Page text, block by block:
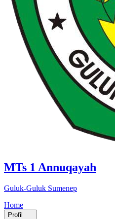
MTs 1 Annuqayah
Guluk-Guluk Sumenep
Home
Profil